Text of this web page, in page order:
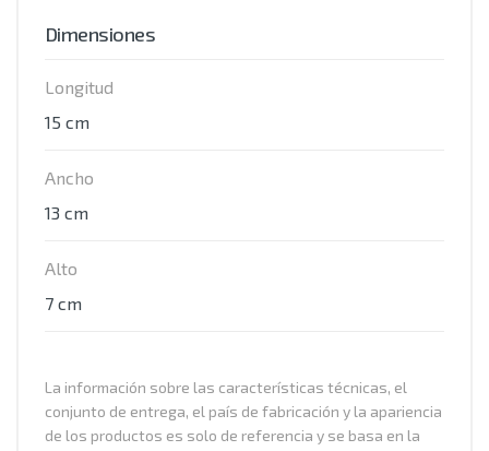
Dimensiones
Longitud
15 cm
Ancho
13 cm
Alto
7 cm
La información sobre las características técnicas, el
conjunto de entrega, el país de fabricación y la apariencia
de los productos es solo de referencia y se basa en la